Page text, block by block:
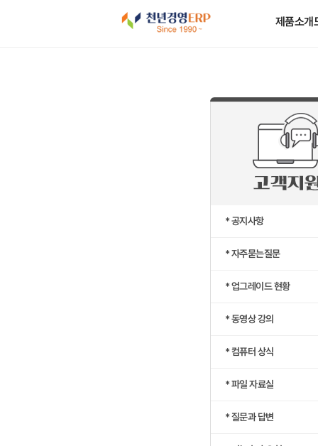
제품소개
* 공지사항
* 자주묻는질문
* 업그레이드 현황
* 동영상 강의
* 컴퓨터 상식
* 파일 자료실
* 질문과 답변